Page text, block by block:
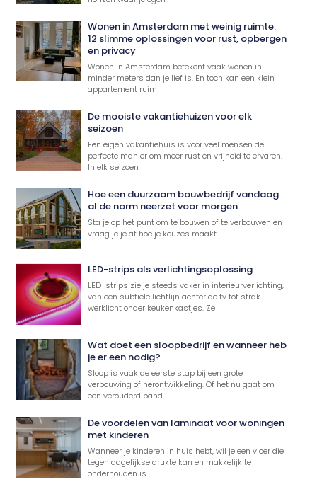
Wonen in Amsterdam met weinig ruimte:
12 slimme oplossingen voor rust, opbergen
en privacy
Wonen in Amsterdam betekent vaak wonen in
minder meters dan je lief is. En toch kan een klein
appartement ruim
De mooiste vakantiehuizen voor elk
seizoen
Een eigen vakantiehuis is voor veel mensen de
perfecte manier om meer rust en vrijheid te ervaren.
In elk seizoen
Hoe een duurzaam bouwbedrijf vandaag
al de norm neerzet voor morgen
Sta je op het punt om te bouwen of te verbouwen en
vraag je je af hoe je keuzes maakt
LED-strips als verlichtingsoplossing
LED-strips zie je steeds vaker in interieurverlichting,
van een subtiele lichtlijn achter de tv tot strak
werklicht onder keukenkastjes. Ze
Wat doet een sloopbedrijf en wanneer heb
je er een nodig?
Sloop is vaak de eerste stap bij een grote
verbouwing of herontwikkeling. Of het nu gaat om
een verouderd pand,
De voordelen van laminaat voor woningen
met kinderen
Wanneer je kinderen in huis hebt, wil je een vloer die
tegen dagelijkse drukte kan en makkelijk te
onderhouden is.